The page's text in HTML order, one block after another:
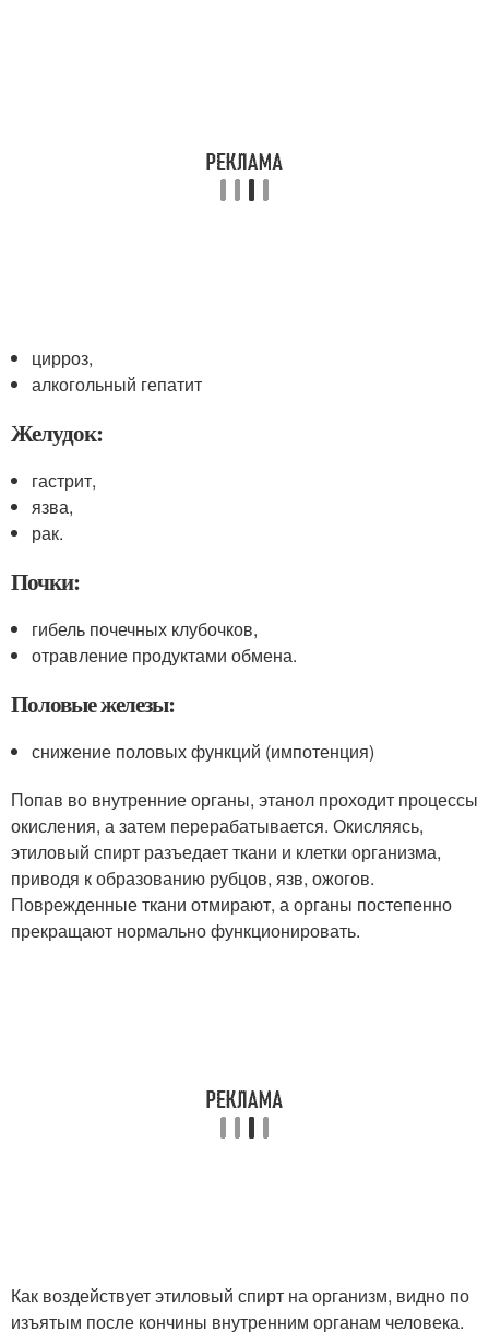
цирроз,
алкогольный гепатит
Желудок:
гастрит,
язва,
рак.
Почки:
гибель почечных клубочков,
отравление продуктами обмена.
Половые железы:
снижение половых функций (импотенция)
Попав во внутренние органы, этанол проходит процессы
окисления, а затем перерабатывается. Окисляясь,
этиловый спирт разъедает ткани и клетки организма,
приводя к образованию рубцов, язв, ожогов.
Поврежденные ткани отмирают, а органы постепенно
прекращают нормально функционировать.
Как воздействует этиловый спирт на организм, видно по
изъятым после кончины внутренним органам человека.